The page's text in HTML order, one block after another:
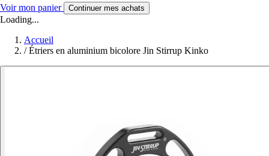
Voir mon panier Continuer mes achats
Loading...
Accueil
/ Étriers en aluminium bicolore Jin Stirrup Kinko